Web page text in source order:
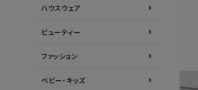
ハウスウェア
ビューティー
ファッション
ベビー・キッズ